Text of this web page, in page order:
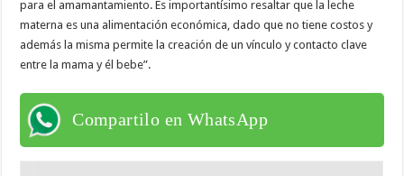
para el amamantamiento. Es importantísimo resaltar que la leche
materna es una alimentación económica, dado que no tiene costos y
además la misma permite la creación de un vínculo y contacto clave
entre la mama y él bebe”.
Compartilo en WhatsApp